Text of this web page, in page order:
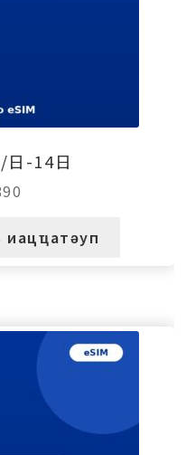
-14日
иацҵатәуп